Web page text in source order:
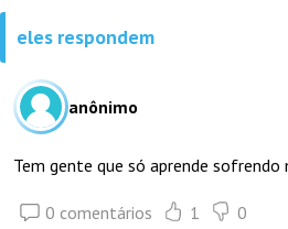
eles respondem
anônimo
Tem gente que só aprende sofrendo
0 comentários 1 0